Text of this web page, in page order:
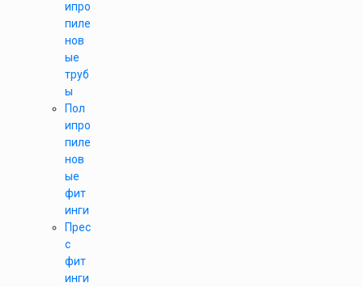
ипро
пиле
нов
ые
труб
ы
Пол
ипро
пиле
нов
ые
фит
инги
Прес
с
фит
инги